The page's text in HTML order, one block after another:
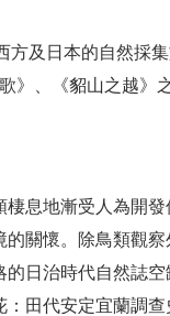
方及日本的自然採
》、《貂山之越》
息地漸受人為開
關懷。除鳥類觀
日治時代自然誌空
田代安定宜蘭調